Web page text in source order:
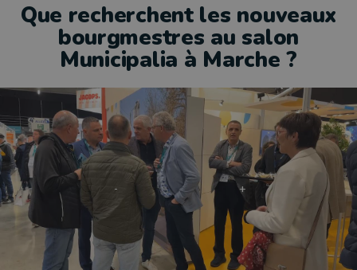
Que recherchent les nouveaux
bourgmestres au salon
Municipalia à Marche ?